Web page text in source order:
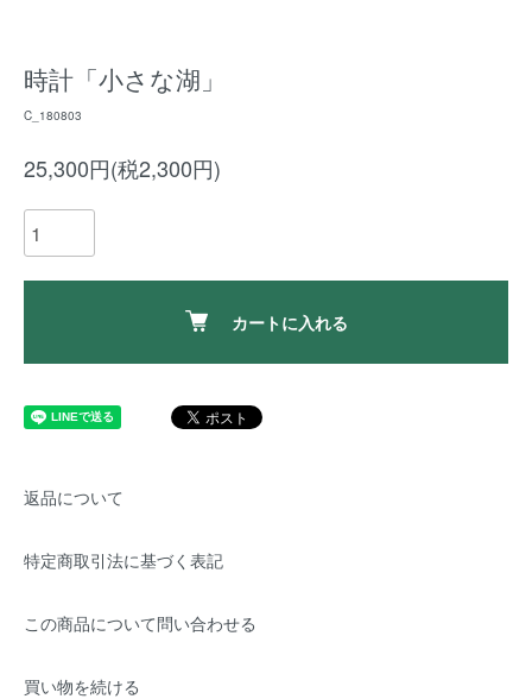
時計「小さな湖」
C_180803
25,300円(税2,300円)
カートに入れる
返品について
特定商取引法に基づく表記
この商品について問い合わせる
買い物を続ける